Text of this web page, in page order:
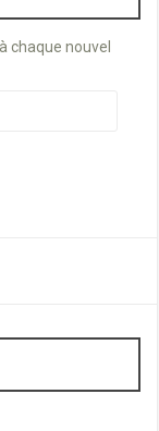
chaque nouvel